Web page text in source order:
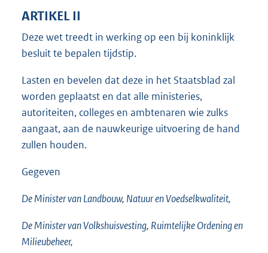
ARTIKEL II
Deze wet treedt in werking op een bij koninklijk
besluit te bepalen tijdstip.
Lasten en bevelen dat deze in het Staatsblad zal
worden geplaatst en dat alle ministeries,
autoriteiten, colleges en ambtenaren wie zulks
aangaat, aan de nauwkeurige uitvoering de hand
zullen houden.
Gegeven
De Minister van Landbouw, Natuur en Voedselkwaliteit,
De Minister van Volkshuisvesting, Ruimtelijke Ordening en
Milieubeheer,